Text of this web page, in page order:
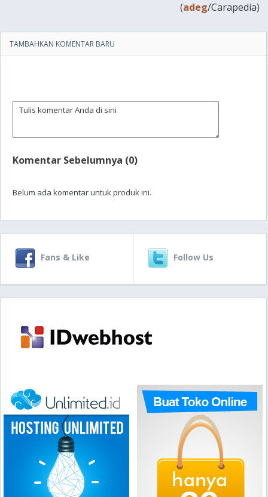
(adeg/Carapedia)
TAMBAHKAN KOMENTAR BARU
Komentar Sebelumnya (0)
Belum ada komentar untuk produk ini.
Fans & Like Follow Us